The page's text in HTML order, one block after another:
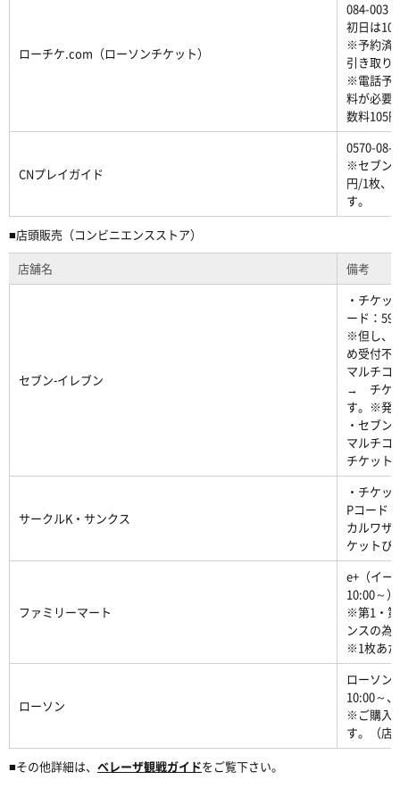
ローチケ.com（ローソンチケット）
084-003
初日は
※予約済
引き取り
※電話予
料が必要
数料105
CNプレイガイド
0570-08-
※セブン-
円/1枚、
す。
■店頭販売（コンビニエンスストア）
店舗名
備考
セブン‐イレブン
・チケ
ード：
※但し、
め受付不
マルチ
→ チケ
す。※発
・セブ
マルチコ
チケット
サークルK・サンクス
・チケ
Pコード
カルワ
ケット
ファミリーマート
e+（イー
10:00～）
※第1・
ンスの為
※1枚あ
ローソン
ローソン
10:00～
※ご購入
す。（店
■その他詳細は、 ベレーザ観戦ガイドをご覧下さい。